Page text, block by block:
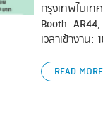
กรุงเทพไบเ
Booth:
เวลาเข้างาน:
READ MORE